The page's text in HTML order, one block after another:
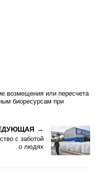
возмещения или пересчета
биоресурсам при
с заботой
о людях